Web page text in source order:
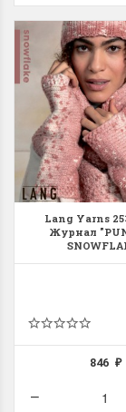
Lang Yarns
Журнал
846 ₽